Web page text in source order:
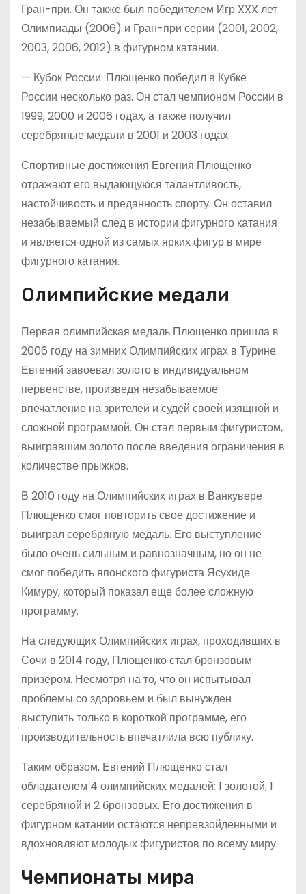
Гран-при. Он также был победителем Игр XXX лет
Олимпиады (2006) и Гран-при серии (2001, 2002,
2003, 2006, 2012) в фигурном катании.
— Кубок России: Плющенко победил в Кубке
России несколько раз. Он стал чемпионом России в
1999, 2000 и 2006 годах, а также получил
серебряные медали в 2001 и 2003 годах.
Спортивные достижения Евгения Плющенко
отражают его выдающуюся талантливость,
настойчивость и преданность спорту. Он оставил
незабываемый след в истории фигурного катания
и является одной из самых ярких фигур в мире
фигурного катания.
Олимпийские медали
Первая олимпийская медаль Плющенко пришла в
2006 году на зимних Олимпийских играх в Турине.
Евгений завоевал золото в индивидуальном
первенстве, произведя незабываемое
впечатление на зрителей и судей своей изящной и
сложной программой. Он стал первым фигуристом,
выигравшим золото после введения ограничения в
количестве прыжков.
В 2010 году на Олимпийских играх в Ванкувере
Плющенко смог повторить свое достижение и
выиграл серебряную медаль. Его выступление
было очень сильным и равнозначным, но он не
смог победить японского фигуриста Ясухиде
Кимуру, который показал еще более сложную
программу.
На следующих Олимпийских играх, проходивших в
Сочи в 2014 году, Плющенко стал бронзовым
призером. Несмотря на то, что он испытывал
проблемы со здоровьем и был вынужден
выступить только в короткой программе, его
производительность впечатлила всю публику.
Таким образом, Евгений Плющенко стал
обладателем 4 олимпийских медалей: 1 золотой, 1
серебряной и 2 бронзовых. Его достижения в
фигурном катании остаются непревзойденными и
вдохновляют молодых фигуристов по всему миру.
Чемпионаты мира